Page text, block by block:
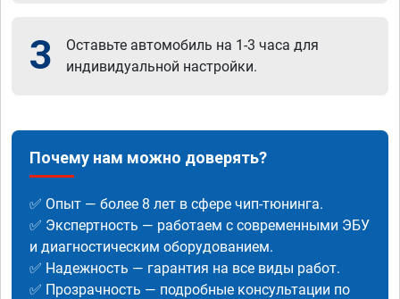
3
Оставьте автомобиль на 1-3 часа для
индивидуальной настройки.
Почему нам можно доверять?
✅ Опыт — более 8 лет в сфере чип-тюнинга.
✅ Экспертность — работаем с современными ЭБУ
и диагностическим оборудованием.
✅ Надежность — гарантия на все виды работ.
✅ Прозрачность — подробные консультации по